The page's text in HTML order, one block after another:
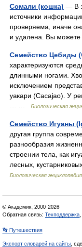
Сомали (кошка) — В
источники
проверяема, иначе
и удалена. Вы
Семейство Цебиды
характеризуются
длинными ногами.
исключением
уакари (Cacajao). У
Биологическая
Семейство Игуаны
другая группа
разнообразия
строении тела, как
лесных,
Биологическая энциклопедия
© Академик, 2000-2026
Обратная связь: Техподдержка
👣 Путешествия
Экспорт словарей на сайты ,